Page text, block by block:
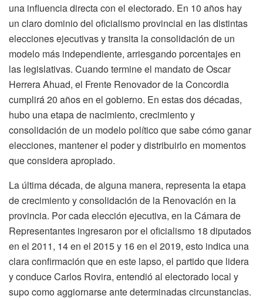
una influencia directa con el electorado. En 10 años hay
un claro dominio del oficialismo provincial en las distintas
elecciones ejecutivas y transita la consolidación de un
modelo más independiente, arriesgando porcentajes en
las legislativas. Cuando termine el mandato de Oscar
Herrera Ahuad, el Frente Renovador de la Concordia
cumplirá 20 años en el gobierno. En estas dos décadas,
hubo una etapa de nacimiento, crecimiento y
consolidación de un modelo político que sabe cómo ganar
elecciones, mantener el poder y distribuirlo en momentos
que considera apropiado.
La última década, de alguna manera, representa la etapa
de crecimiento y consolidación de la Renovación en la
provincia. Por cada elección ejecutiva, en la Cámara de
Representantes ingresaron por el oficialismo 18 diputados
en el 2011, 14 en el 2015 y 16 en el 2019, esto indica una
clara confirmación que en este lapso, el partido que lidera
y conduce Carlos Rovira, entendió al electorado local y
supo como aggiornarse ante determinadas circunstancias.